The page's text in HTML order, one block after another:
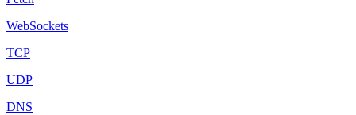
WebSockets
TCP
UDP
DNS